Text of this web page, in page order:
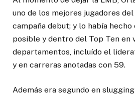
uno de los mejores jugadores
campaña debut; y lo había
posible y dentro del Top Ten en
departamentos, incluído el
y en carreras anotadas con 59.
Además era segundo en